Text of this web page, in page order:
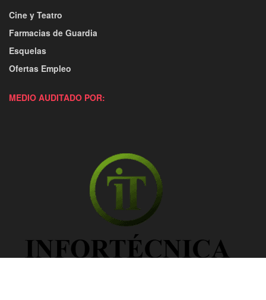
Cine y Teatro
Farmacias de Guardia
Esquelas
Ofertas Empleo
MEDIO AUDITADO POR: